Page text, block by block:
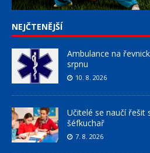
NEJČTENĚJŠÍ
Ambulance na
srpnu
10. 8. 2026
Učitelé se naučí řešit
šéfkuchař
7. 8. 2026